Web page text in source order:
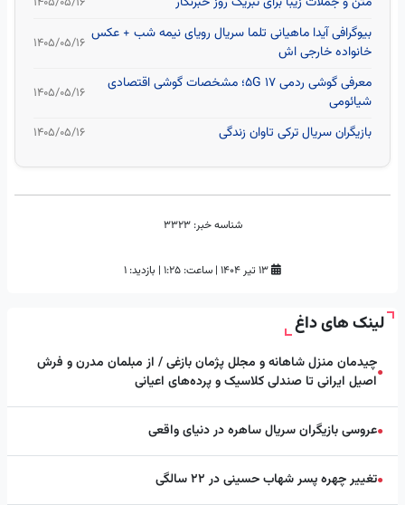
بیوگرافی آیدا ماهیانی تلما سریال رویای نیمه شب + عکس
خانواده خارجی اش
۱۴۰۵/۰۵/۱۶
معرفی گوشی ردمی 17 5G؛ مشخصات گوشی اقتصادی
شیائومی
۱۴۰۵/۰۵/۱۶
بازیگران سریال ترکی تاوان زندگی ۱۴۰۵/۰۵/۱۶
شناسه خبر: 3323
| ساعت: ۱:۲۵ | بازدید: 1
لینک های داغ
●چیدمان منزل شاهانه و مجلل پژمان بازغی / از مبلمان مدرن و فرش
اصیل ایرانی تا صندلی کلاسیک و پرده‌های اعیانی
●عروسی بازیگران سریال ساهره در دنیای واقعی
●تغییر چهره پسر شهاب حسینی در ۲۲ سالگی